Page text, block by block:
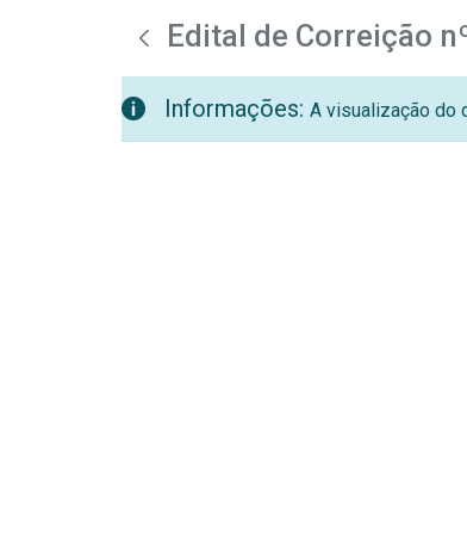
Pular para o Conteúdo principal
teste descricaoEdital de Correição
Informações: A visualização do